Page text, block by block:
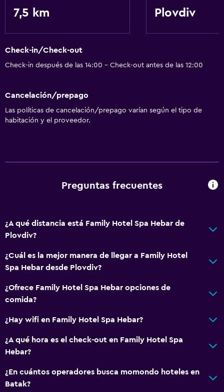
Baño
Secador de pelo
Aire libre
Comedor
Nevera
Servicios básicos
Wifi
7,5 km Plovdiv
Check-in/Check-out
Check-in después de las 14:00 - Check-out antes de las 12:00
Cancelación/prepago
Las políticas de cancelación/prepago varían según el tipo de
habitación y el proveedor.
Preguntas frecuentes
¿A qué distancia está Family Hotel Spa Hebar de
Plovdiv?
¿Cuál es la mejor manera de llegar a Family Hotel
Spa Hebar desde Plovdiv?
¿Ofrece Family Hotel Spa Hebar opciones de
comida?
¿Hay wifi en Family Hotel Spa Hebar?
¿A qué hora es el check-out en Family Hotel Spa
Hebar?
¿En cuántos operadores busca momondo hoteles en
Batak?